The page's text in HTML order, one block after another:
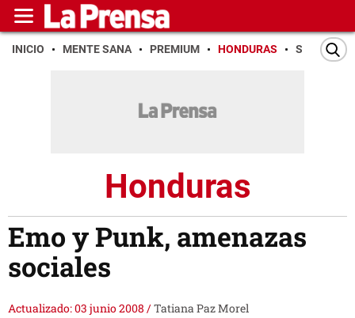
INICIO MENTE SANA PREMIUM HONDURAS SAN PEDRO
Honduras
Emo y Punk, amenazas
sociales
Actualizado: 03 junio 2008 /Tatiana Paz Morel